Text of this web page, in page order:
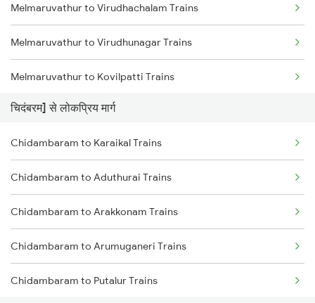
Chidambaram to Pandaravadai Trains
Melmaruvathur to Virudhachalam Trains
Melmaruvathur to Virudhunagar Trains
Melmaruvathur to Kovilpatti Trains
Melmaruvathur to Ariyalur Trains
Melmaruvathur to Madurai Trains
Melmaruvathur to Dindigul Trains
Melmaruvathur to Sattur Trains
चिदंबरम] से लोकप्रिय मार्ग
Chidambaram to Karaikal Trains
Chidambaram to Aduthurai Trains
Chidambaram to Arakkonam Trains
Chidambaram to Arumuganeri Trains
Chidambaram to Putalur Trains